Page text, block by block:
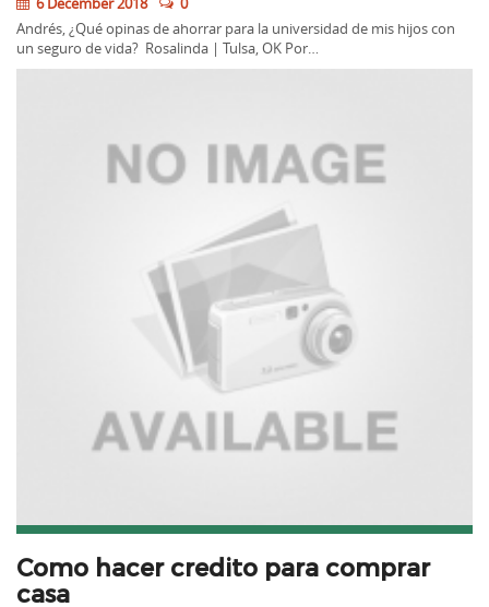
Andrés, ¿Qué opinas de ahorrar para la universidad de mis hijos con
un seguro de vida? Rosalinda | Tulsa, OK Por…
Como hacer credito para comprar
casa